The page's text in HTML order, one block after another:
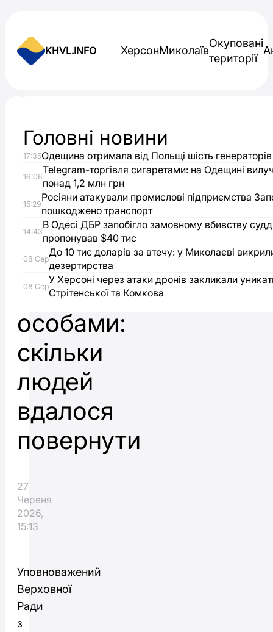
KHVL.INFO ХерсонМиколаїв
Окуповані
території
Україна
та
Росія
провели
обмін
цивільними
особами:
скільки
людей
вдалося
повернути
27
Червня
2026,
15:13
Уповноважений
Верховної
Ради
з
Головні новини
17:35Одещина отримала від Польщі шість
16:06
Telegram-торгівля сигаретами: на Одещині
понад 1,2 млн грн
15:29
Росіяни атакували промислові підприємства
пошкоджено транспорт
14:43
В Одесі ДБР запобігло замовному вбивству
пропонував $40 тис
08 Сер
До 10 тис доларів за втечу: у Миколаєві
дезертирства
08 Сер
У Херсоні через атаки дронів закликали
Стрітенської та Комкова